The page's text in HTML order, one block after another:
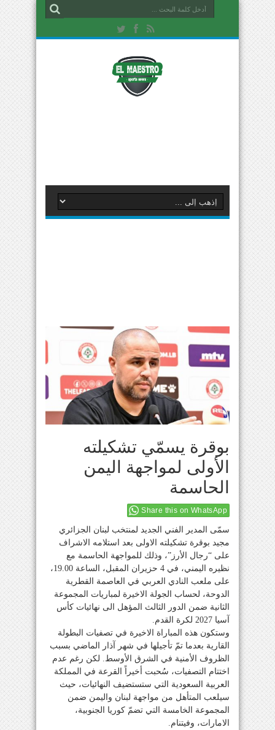
بوقرة يسمّي تشكيلته
الأولى لمواجهة اليمن
الحاسمة
Share this on WhatsApp
سمّى المدير الفني الجديد لمنتخب لبنان الجزائري
مجيد بوقرة تشكيلته الاولى بعد استلامه الاشراف
على “رجال الأرز”، وذلك للمواجهة الحاسمة مع
نظيره اليمني، في 4 حزيران المقبل، الساعة 19.00،
على ملعب النادي العربي في العاصمة القطرية
الدوحة، لحساب الجولة الاخيرة لمباريات المجموعة
الثانية ضمن الدور الثالث المؤهل الى نهائيات كأس
آسيا 2027 لكرة القدم.
وستكون هذه المباراة الاخيرة في تصفيات البطولة
القارية بعدما تمّ تأجيلها في شهر آذار الماضي بسبب
الظروف الأمنية في الشرق الأوسط. لكن رغم عدم
اختتام التصفيات، سُحبت أخيراً القرعة في المملكة
العربية السعودية التي ستستضيف النهائيات، حيث
سيلعب المتأهل من مواجهة لبنان واليمن ضمن
المجموعة الخامسة التي تضمّ كوريا الجنوبية،
الامارات، وفيتنام.